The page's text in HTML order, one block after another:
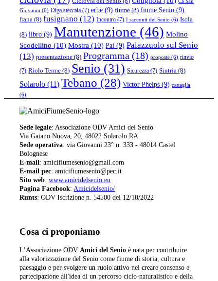
Giovanni (6) Diga steccaia (7) erbe (9) fiume (8) fiume Senio (9)
frana (8) fusignano (12) Incontro (7) I racconti del Senio (6) Isola
(8) libro (9) Manutenzione (46) Molino
Scodellino (10) Mostra (10) Pai (9) Palazzuolo sul Senio
(13) presentazione (8) Programma (18) proposte (6) rinvio
(7) Riolo Terme (8) Senio (31) Sicurezza (7) Sintria (8)
Solarolo (11) Tebano (28) Victor Phelps (9) zattaglia
(6)
Sede legale: Associazione ODV Amici del Senio
Via Gaiano Nuova, 20, 48022 Solarolo RA
Sede operativa: via Giovanni 23° n. 333 - 48014 Castel
Bolognese
E-mail: amicifiumesenio@gmail.com
E-mail pec: amicifiumesenio@pec.it
Sito web:www.amicidelsenio.eu
Pagina Facebook: Amicidelsenio/
Runts: ODV Iscrizione n. 54500 del 12/10/2022
Cosa ci proponiamo
L’Associazione ODVAmici del Senio è nata per contribuire
alla valorizzazione del Senio come fiume di storia, cultura e
paesaggio e per svolgere un ruolo attivo nel creare consenso e
partecipazione all'idea di un percorso ciclo-naturalistico e della